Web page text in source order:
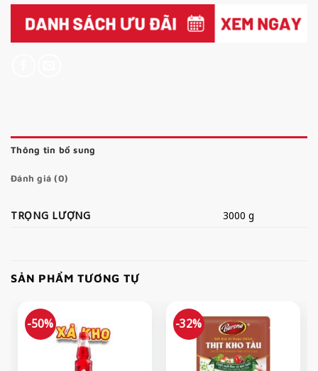
Thông tin bổ sung
Đánh giá (0)
TRỌNG LƯỢNG 3000 g
SẢN PHẨM TƯƠNG TỰ
-50% -32%